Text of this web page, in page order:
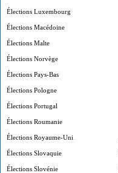
Élections Luxembourg
Élections Macédoine
Élections Malte
Élections Norvège
Élections Pays-Bas
Élections Pologne
Élections Portugal
Élections Roumanie
Élections Royaume-Uni
Élections Slovaquie
Élections Slovénie